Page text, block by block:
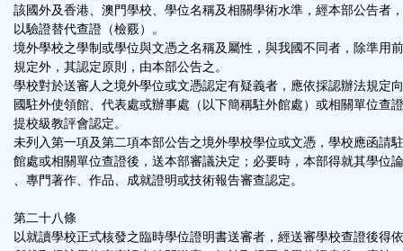
該國外及香港、澳門學校、學位名稱及相關學術水準，經本部公告者
以驗證替代查證（檢覈）。
境外學校之學制或學位與文憑之名稱及屬性，與我國不同者，除準用
規定外，其認定原則，由本部公告之。
學校對於送審人之境外學位或文憑認定有疑義者，應依採認辦法規定
國駐外使領館、代表處或辦事處（以下簡稱駐外館處）或相關單位查
提校級教評會認定。
未列入第一項及第二項本部公告之境外學校學位或文憑，學校應函請
館處或相關單位查證後，送本部審議決定；必要時，本部得就其學位
、專門著作、作品、成就證明或技術報告審查認定。
第二十八條
以就讀學校正式核發之臨時學位證明書送審者，經送審學校查證後得